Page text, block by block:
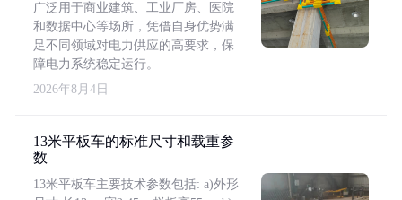
广泛用于商业建筑、工业厂房、医院
和数据中心等场所，凭借自身优势满
足不同领域对电力供应的高要求，保
障电力系统稳定运行。
2026年8月4日
13米平板车的标准尺寸和载重参
数
13米平板车主要技术参数包括: a)外形